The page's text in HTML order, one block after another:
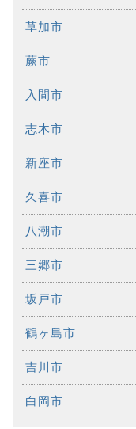
草加市
蕨市
入間市
志木市
新座市
久喜市
八潮市
三郷市
坂戸市
鶴ヶ島市
吉川市
白岡市